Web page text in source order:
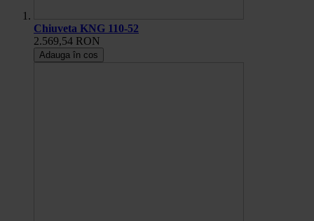
Chiuveta KNG 110-52
2.569,54 RON
Adauga în cos